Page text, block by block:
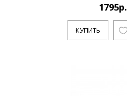
1595р.
..
1795р.
КУПИТЬ